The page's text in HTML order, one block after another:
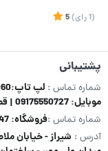
(1 رای)
5
پشتیبانی
شماره تماس :
موبایل: 09175550727 | قطعات:09300786309
شماره تماس :فروشگاه: 07136473347 - پشتیبانی: 09192066956
آدرس :